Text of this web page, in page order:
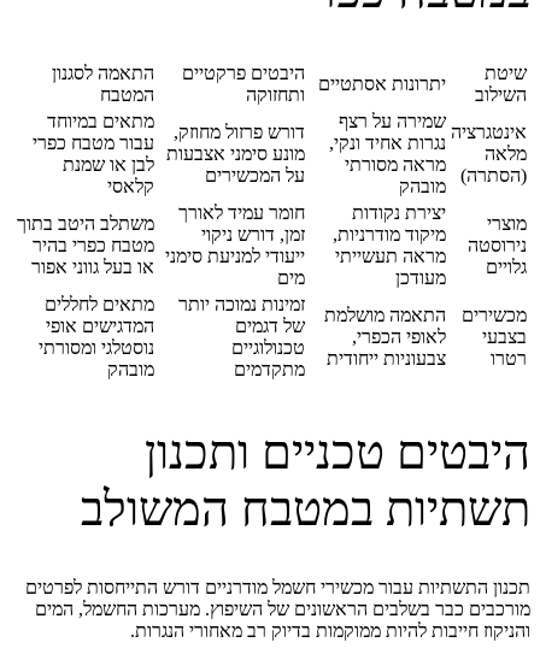
שיטת
השילוב
יתרונות אסתטיים
היבטים פרקטיים
ותחזוקה
התאמה לסגנון
המטבח
אינטגרציה
מלאה
(הסתרה)
שמירה על רצף
נגרות אחיד ונקי,
מראה מסורתי
מובהק
דורש פרזול מחוזק,
מונע סימני אצבעות
על המכשירים
מתאים במיוחד
עבור מטבח כפרי
לבן או שמנת
קלאסי
מוצרי
נירוסטה
גלויים
יצירת נקודות
מיקוד מודרניות,
מראה תעשייתי
מעודכן
חומר עמיד לאורך
זמן, דורש ניקוי
ייעודי למניעת סימני
מים
משתלב היטב בתוך
מטבח כפרי בהיר
או בעל גווני אפור
מכשירים
בצבעי
רטרו
התאמה מושלמת
לאופי הכפרי,
צבעוניות ייחודית
זמינות נמוכה יותר
של דגמים
טכנולוגיים
מתקדמים
מתאים לחללים
המדגישים אופי
נוסטלגי ומסורתי
מובהק
היבטים טכניים ותכנון
תשתיות במטבח המשולב
תכנון התשתיות עבור מכשירי חשמל מודרניים דורש התייחסות לפרטים
מורכבים כבר בשלבים הראשונים של השיפוץ. מערכות החשמל, המים
והניקוז חייבות להיות ממוקמות בדיוק רב מאחורי הנגרות.